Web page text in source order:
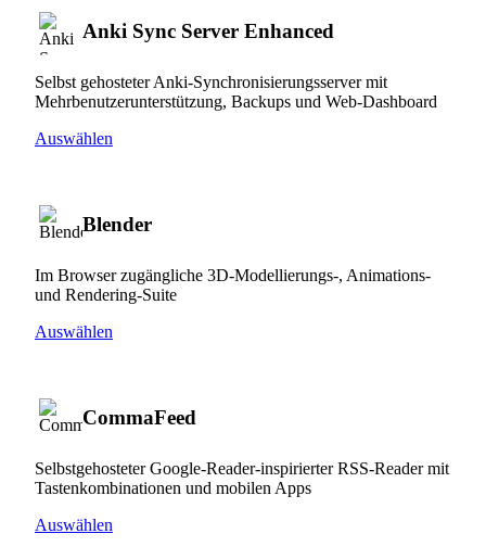
Anki Sync Server Enhanced
Selbst gehosteter Anki-Synchronisierungsserver mit
Mehrbenutzerunterstützung, Backups und Web-Dashboard
Auswählen
Blender
Im Browser zugängliche 3D-Modellierungs-, Animations-
und Rendering-Suite
Auswählen
CommaFeed
Selbstgehosteter Google-Reader-inspirierter RSS-Reader mit
Tastenkombinationen und mobilen Apps
Auswählen